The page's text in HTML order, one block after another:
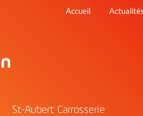
auAccueil Actualités
St-Aubert Carrosserie